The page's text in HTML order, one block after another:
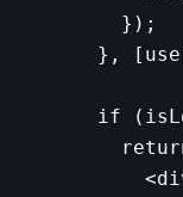
    });
},
if